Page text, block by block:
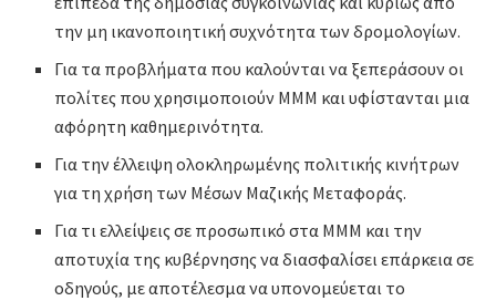
την μη ικανοποιητική συχνότητα των δρομολογίων.
Για τα προβλήματα που καλούνται να ξεπεράσουν οι
πολίτες που χρησιμοποιούν ΜΜΜ και υφίστανται μια
αφόρητη καθημερινότητα.
Για την έλλειψη ολοκληρωμένης πολιτικής κινήτρων
για τη χρήση των Μέσων Μαζικής Μεταφοράς.
Για τι ελλείψεις σε προσωπικό στα ΜΜΜ και την
αποτυχία της κυβέρνησης να διασφαλίσει επάρκεια σε
οδηγούς, με αποτέλεσμα να υπονομεύεται το